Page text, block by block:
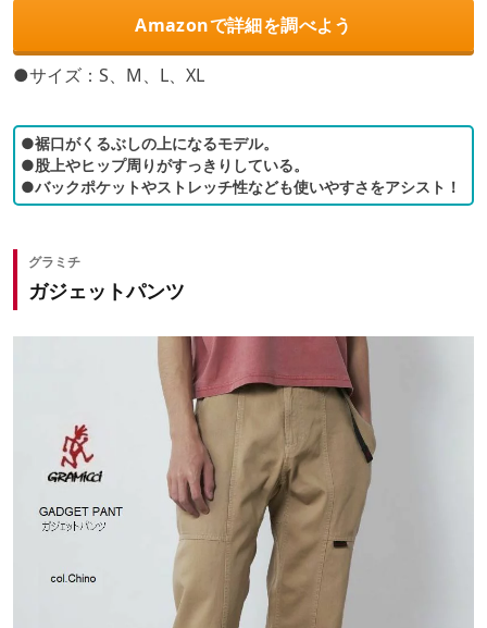
Amazonで詳細を調べよう
●サイズ：S、M、L、XL
●裾口がくるぶしの上になるモデル。
●股上やヒップ周りがすっきりしている。
●バックポケットやストレッチ性なども使いやすさをアシスト！
グラミチ
ガジェットパンツ